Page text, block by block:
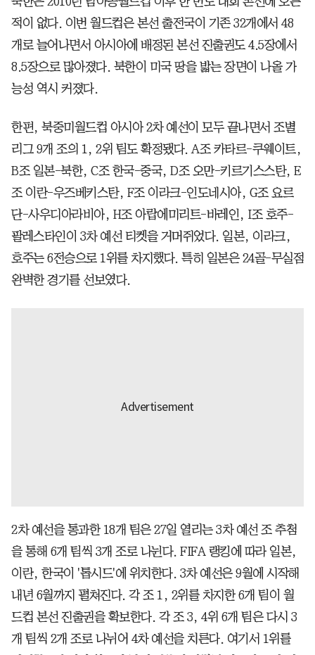
적이 없다. 이번 월드컵은 본선 출전국이 기존 32개에서 48
개로 늘어나면서 아시아에 배정된 본선 진출권도 4.5장에서
8.5장으로 많아졌다. 북한이 미국 땅을 밟는 장면이 나올 가
능성 역시 커졌다.
한편, 북중미월드컵 아시아 2차 예선이 모두 끝나면서 조별
리그 9개 조의 1, 2위 팀도 확정됐다. A조 카타르-쿠웨이트,
B조 일본-북한, C조 한국-중국, D조 오만-키르기스스탄, E
조 이란-우즈베키스탄, F조 이라크-인도네시아, G조 요르
단-사우디아라비아, H조 아랍에미리트-바레인, I조 호주-
팔레스타인이 3차 예선 티켓을 거머쥐었다. 일본, 이라크,
호주는 6전승으로 1위를 차지했다. 특히 일본은 24골-무실점
완벽한 경기를 선보였다.
2차 예선을 통과한 18개 팀은 27일 열리는 3차 예선 조 추첨
을 통해 6개 팀씩 3개 조로 나뉜다. FIFA 랭킹에 따라 일본,
이란, 한국이 '톱시드'에 위치한다. 3차 예선은 9월에 시작해
내년 6월까지 펼쳐진다. 각 조 1, 2위를 차지한 6개 팀이 월
드컵 본선 진출권을 확보한다. 각 조 3, 4위 6개 팀은 다시 3
개 팀씩 2개 조로 나뉘어 4차 예선을 치른다. 여기서 1위를